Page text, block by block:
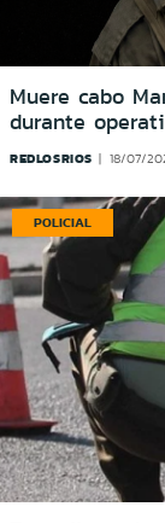
Muere cabo
durante
REDLOSRIOS 18/07/
POLICIAL